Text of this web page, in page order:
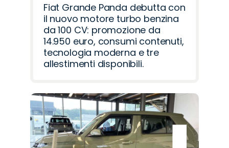
Fiat Grande Panda debutta con
il nuovo motore turbo benzina
da 100 CV: promozione da
14.950 euro, consumi contenuti,
tecnologia moderna e tre
allestimenti disponibili.